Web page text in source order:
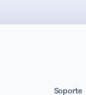
Soporte